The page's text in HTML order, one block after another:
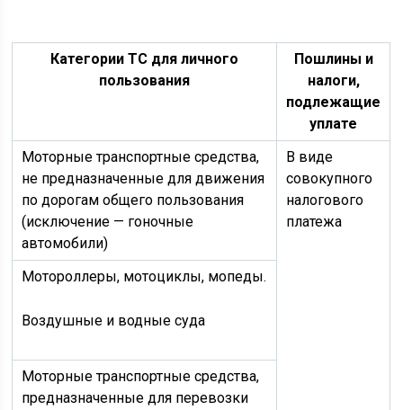
Категории ТС для личного
пользования
Пошлины и
налоги,
подлежащие
уплате
Моторные транспортные средства,
не предназначенные для движения
по дорогам общего пользования
(исключение — гоночные
автомобили)
В виде
совокупного
налогового
платежа
Мотороллеры, мотоциклы, мопеды.
Воздушные и водные суда
Моторные транспортные средства,
предназначенные для перевозки